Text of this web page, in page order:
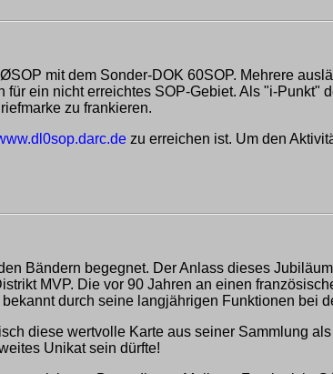
mit dem Sonder-DOK 60SOP. Mehrere
ein nicht erreichtes SOP-Gebiet. Als "i-Punkt"
zu frankieren.
zu erreichen ist. Um den
Bändern begegnet. Der Anlass dieses
MVP. Die vor 90 Jahren an einen
durch seine langjährigen Funktionen bei
diese wertvolle Karte aus seiner Sammlung
Unikat sein dürfte!